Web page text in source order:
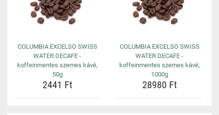
COLUMBIA EXCELSO SWISS
WATER DECAFE -
koffeinmentes szemes kávé,
50g
2441 Ft
COLUMBIA EXCELSO SWISS
WATER DECAFE -
koffeinmentes szemes kávé,
1000g
28980 Ft